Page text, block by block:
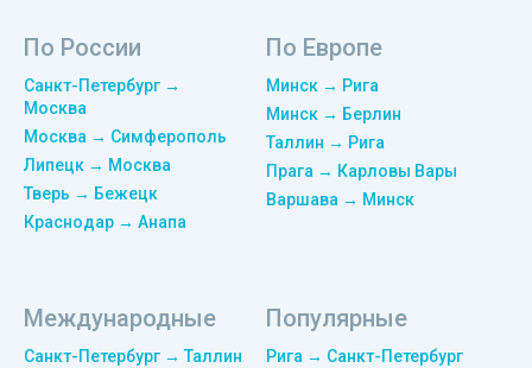
По России
Санкт-Петербург →
Москва
Москва → Симферополь
Липецк → Москва
Тверь → Бежецк
Краснодар → Анапа
По Европе
Минск → Рига
Минск → Берлин
Таллин → Рига
Прага → Карловы Вары
Варшава → Минск
Международные
Санкт-Петербург → Таллин
Популярные
Рига → Санкт-Петербург